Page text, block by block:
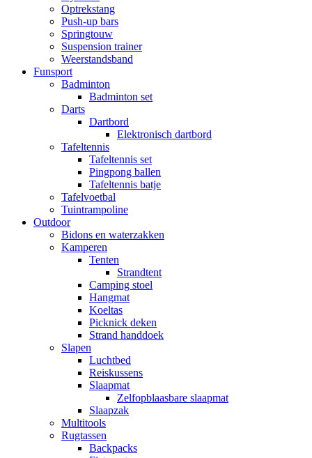
Optrekstang
Push-up bars
Springtouw
Suspension trainer
Weerstandsband
Funsport
Badminton
Badminton set
Darts
Dartbord
Elektronisch dartbord
Tafeltennis
Tafeltennis set
Pingpong ballen
Tafeltennis batje
Tafelvoetbal
Tuintrampoline
Outdoor
Bidons en waterzakken
Kamperen
Tenten
Strandtent
Camping stoel
Hangmat
Koeltas
Picknick deken
Strand handdoek
Slapen
Luchtbed
Reiskussens
Slaapmat
Zelfopblaasbare slaapmat
Slaapzak
Multitools
Rugtassen
Backpacks